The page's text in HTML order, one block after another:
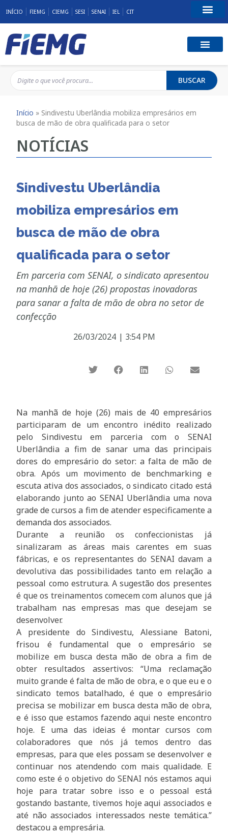
INÍCIO FIEMG CIEMG SESI SENAI IEL CIT
BUSCAR
Início » Sindivestu Uberlândia mobiliza empresários em
busca de mão de obra qualificada para o setor
NOTÍCIAS
Sindivestu Uberlândia
mobiliza empresários em
busca de mão de obra
qualificada para o setor
Em parceria com SENAI, o sindicato apresentou
na manhã de hoje (26) propostas inovadoras
para sanar a falta de mão de obra no setor de
confecção
26/03/2024 | 3:54 PM
Na manhã de hoje (26) mais de 40 empresários
participaram de um encontro inédito realizado
pelo Sindivestu em parceria com o SENAI
Uberlândia a fim de sanar uma das principais
dores do empresário do setor: a falta de mão de
obra. Após um movimento de benchmarking e
escuta ativa dos associados, o sindicato citado está
elaborando junto ao SENAI Uberlândia uma nova
grade de cursos a fim de atender especificamente a
demanda dos associados.
Durante a reunião os confeccionistas já
sinalizaram as áreas mais carentes em suas
fábricas, e os representantes do SENAI davam a
devolutiva das possibilidades tanto em relação a
pessoal como estrutura. A sugestão dos presentes
é que os treinamentos comecem com alunos que já
trabalham nas empresas mas que desejam se
desenvolver.
A presidente do Sindivestu, Alessiane Batoni,
frisou é fundamental que o empresário se
mobilize em busca desta mão de obra a fim de
obter resultados assertivos: “Uma reclamação
muito grande é falta de mão de obra, e o que eu e o
sindicato temos batalhado, é que o empresário
precisa se mobilizar em busca desta mão de obra,
e é isso que estamos fazendo aqui neste encontro
hoje. E uma das ideias é montar cursos com
colaboradores que nós já temos dentro das
empresas, para que eles possam se desenvolver e
continuar nos atendendo com mais qualidade. E
como este é o objetivo do SENAI nós estamos aqui
hoje para tratar sobre isso e o pessoal está
gostando bastante, tivemos hoje aqui associados e
até não associados interessados neste temática.”
destacou a empresária.